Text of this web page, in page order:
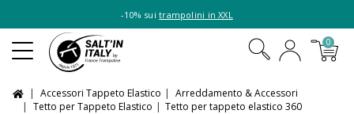
-10% suitrampolini in XXL
0
Accessori Tappeto Elastico
Arreddamento & Accessori
Tetto per Tappeto Elastico
Tetto per tappeto elastico 360